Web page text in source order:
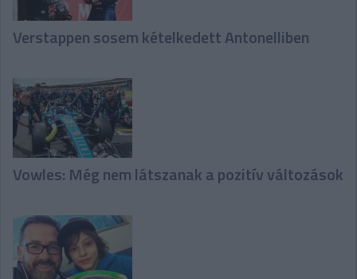
Verstappen sosem kételkedett Antonelliben
Vowles: Még nem látszanak a pozitív változások